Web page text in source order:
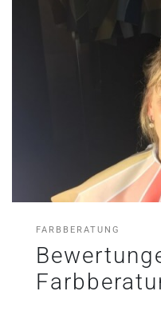
FARBBERATUNG